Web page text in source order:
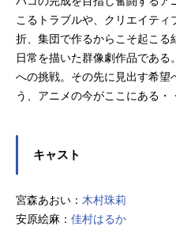
こるトラブルや、クリエイテ
折、集団で作るからこそ起こ
日常を描いた群像劇作品であ
への挑戦。その先に見出す希望
う、アニメの今がここにある・
キャスト
宮森あおい： 木村珠莉
安原絵麻： 佳村はるか